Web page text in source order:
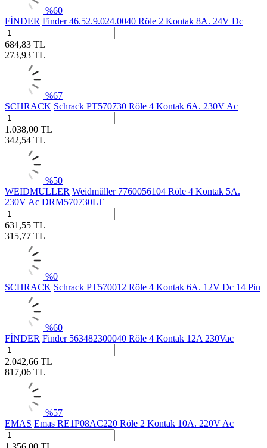
%60
FİNDER Finder 46.52.9.024.0040 Röle 2 Kontak 8A. 24V Dc
684,83 TL
273,93 TL
%67
SCHRACK Schrack PT570730 Röle 4 Kontak 6A. 230V Ac
1.038,00 TL
342,54 TL
%50
WEIDMULLER Weidmüller 7760056104 Röle 4 Kontak 5A.
230V Ac DRM570730LT
631,55 TL
315,77 TL
%0
SCHRACK Schrack PT570012 Röle 4 Kontak 6A. 12V Dc 14 Pin
%60
FİNDER Finder 563482300040 Röle 4 Kontak 12A 230Vac
2.042,66 TL
817,06 TL
%57
EMAS Emas RE1P08AC220 Röle 2 Kontak 10A. 220V Ac